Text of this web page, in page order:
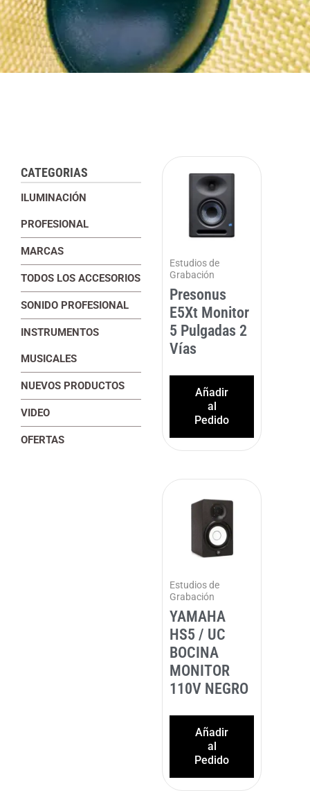
CATEGORIAS
ILUMINACIÓN
PROFESIONAL
MARCAS
TODOS LOS ACCESORIOS
SONIDO PROFESIONAL
INSTRUMENTOS
MUSICALES
NUEVOS PRODUCTOS
VIDEO
OFERTAS
Estudios de
Grabación
Presonus
E5Xt Monitor
5 Pulgadas 2
Vías
Añadir
al
Pedido
Estudios de
Grabación
YAMAHA
HS5 / UC
BOCINA
MONITOR
110V NEGRO
Añadir
al
Pedido